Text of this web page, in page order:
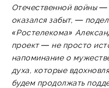
Отечественной войны
оказался забыт, —
«Ростелекома»
проект — не просто
напоминание о
духа, которые
будем продолжать